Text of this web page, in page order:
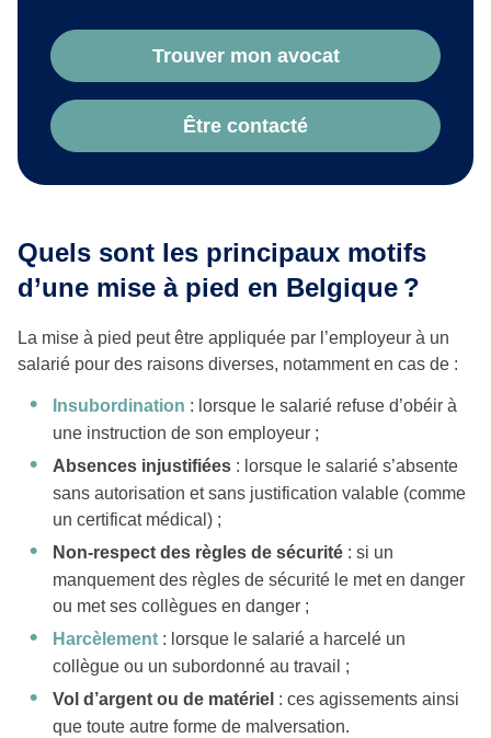
Trouver mon avocat
Être contacté
Quels sont les principaux motifs
d’une mise à pied en Belgique ?
La mise à pied peut être appliquée par l’employeur à un
salarié pour des raisons diverses, notamment en cas de :
Insubordination : lorsque le salarié refuse d’obéir à
une instruction de son employeur ;
Absences injustifiées : lorsque le salarié s’absente
sans autorisation et sans justification valable (comme
un certificat médical) ;
Non-respect des règles de sécurité : si un
manquement des règles de sécurité le met en danger
ou met ses collègues en danger ;
Harcèlement : lorsque le salarié a harcelé un
collègue ou un subordonné au travail ;
Vol d’argent ou de matériel : ces agissements ainsi
que toute autre forme de malversation.